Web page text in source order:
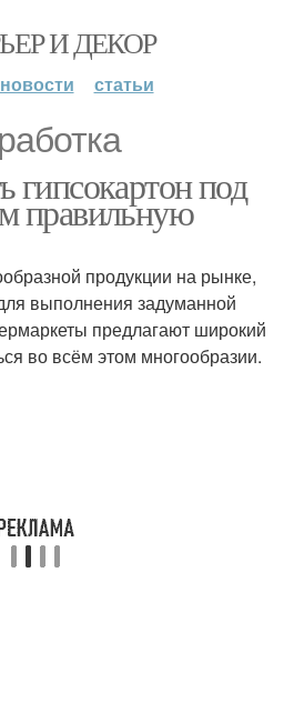
И ДЕКОР
новости статьи
гипсокартон под
правильную
продукции на рынке,
выполнения задуманной
предлагают широкий
во всём этом многообразии.